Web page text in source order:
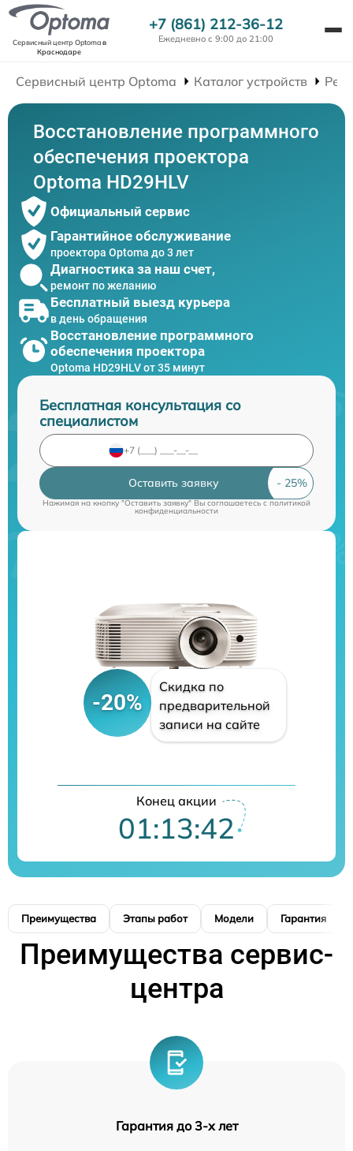
Сервисный центр Optomaв
Краснодаре
+7 (861) 212-36-12
Ежедневно с 9:00 до 21:00
Сервисный центр Optoma Каталог устройств
Восстановление программного
обеспечения проектора
Optoma HD29HLV
Официальный сервис
Гарантийное обслуживание
проектора Optoma до 3 лет
Диагностика за наш счет,
ремонт по желанию
Бесплатный выезд курьера
в день обращения
Восстановление программного
обеспечения проектора
Optoma HD29HLV от 35 минут
Бесплатная консультация со
специалистом
Оставить заявку
Нажимая на кнопку "Оставить заявку" Вы соглашаетесь cполитикой
конфиденциальности
-20%
Скидка по
предварительной
записи на сайте
Конец акции
01:13:41
Преимущества Этапы работ Модели Гарантия
Преимущества сервис-
центра
Гарантия до 3-х лет